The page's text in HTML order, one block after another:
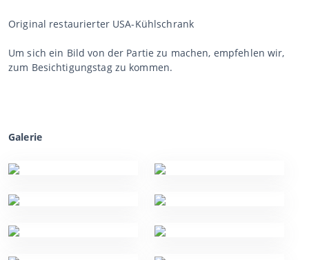
Original restaurierter USA-Kühlschrank
Um sich ein Bild von der Partie zu machen, empfehlen wir,
zum Besichtigungstag zu kommen.
Galerie